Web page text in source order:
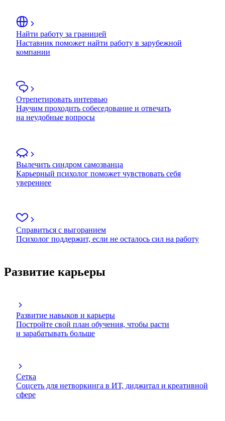
Найти работу за границей
Наставник поможет найти работу в зарубежной
компании
Отрепетировать интервью
Научим проходить собеседование и отвечать
на неудобные вопросы
Вылечить синдром самозванца
Карьерный психолог поможет чувствовать себя
увереннее
Справиться с выгоранием
Психолог поддержит, если не осталось сил на работу
Развитие карьеры
Развитие навыков и карьеры
Постройте свой план обучения, чтобы расти
и зарабатывать больше
Сетка
Соцсеть для нетворкинга в ИТ, диджитал и креативной
сфере